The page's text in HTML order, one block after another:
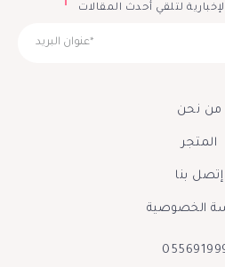
لتلقي أحدث المقالات
من نحن
المتجر
إتصل بنا
الخصوصية